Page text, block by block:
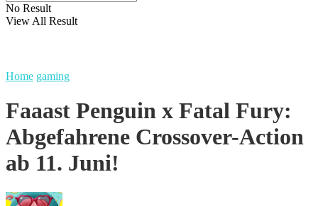
No Result
View All Result
Home gaming
Faaast Penguin x Fatal Fury:
Abgefahrene Crossover-Action
ab 11. Juni!